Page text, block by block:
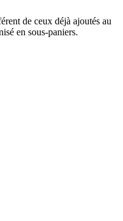
de ceux déjà ajoutés au
en sous-paniers.